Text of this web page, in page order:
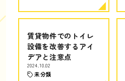
賃貸物件でのトイレ
設備を改善するアイ
デアと注意点
2024.10.02
未分類